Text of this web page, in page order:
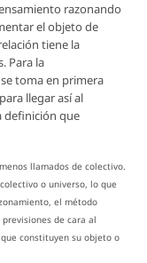
razonando
el objeto de
tiene la
Para la
toma en primera
llegar así al
definición que
llamados de colectivo.
o universo, lo que
el método
de cara al
constituyen su objeto o